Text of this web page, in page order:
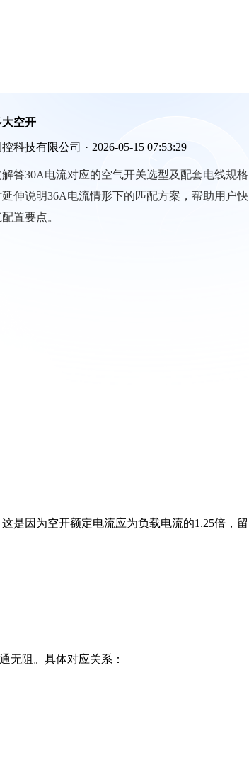
大空开
科技有限公司 · 2026-05-15 07:53:29
答30A电流对应的空气开关选型及配套电线规格
伸说明36A电流情形下的匹配方案，帮助用户快
置要点。
因为空开额定电流应为负载电流的1.25倍，留
无阻。具体对应关系：